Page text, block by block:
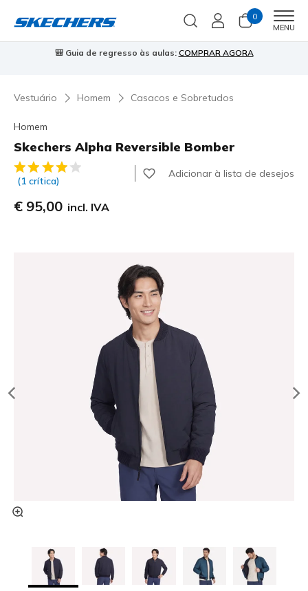
0
MENU
🎒 Guia de regresso às aulas: COMPRAR AGORA
Vestuário Homem Casacos e Sobretudos
Homem
Skechers Alpha Reversible Bomber
4$5 de 5 – Classificação do cliente
(1 crítica)
Adicionar à lista de desejos
€ 95,00 incl. IVA